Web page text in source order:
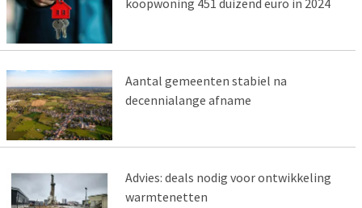
Aantal gemeenten stabiel na
decennialange afname
Advies: deals nodig voor ontwikkeling
warmtenetten